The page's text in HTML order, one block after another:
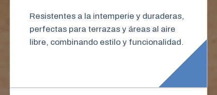
Resistentes a la intemperie y duraderas,
perfectas para terrazas y áreas al aire
libre, combinando estilo y funcionalidad.